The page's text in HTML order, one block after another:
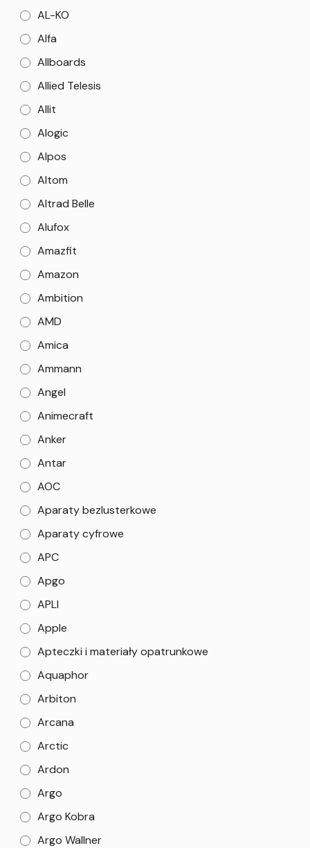
AL-KO
Alfa
Allboards
Allied Telesis
Allit
Alogic
Alpos
Altom
Altrad Belle
Alufox
Amazfit
Amazon
Ambition
AMD
Amica
Ammann
Angel
Animecraft
Anker
Antar
AOC
Aparaty bezlusterkowe
Aparaty cyfrowe
APC
Apgo
APLI
Apple
Apteczki i materiały opatrunkowe
Aquaphor
Arbiton
Arcana
Arctic
Ardon
Argo
Argo Kobra
Argo Wallner